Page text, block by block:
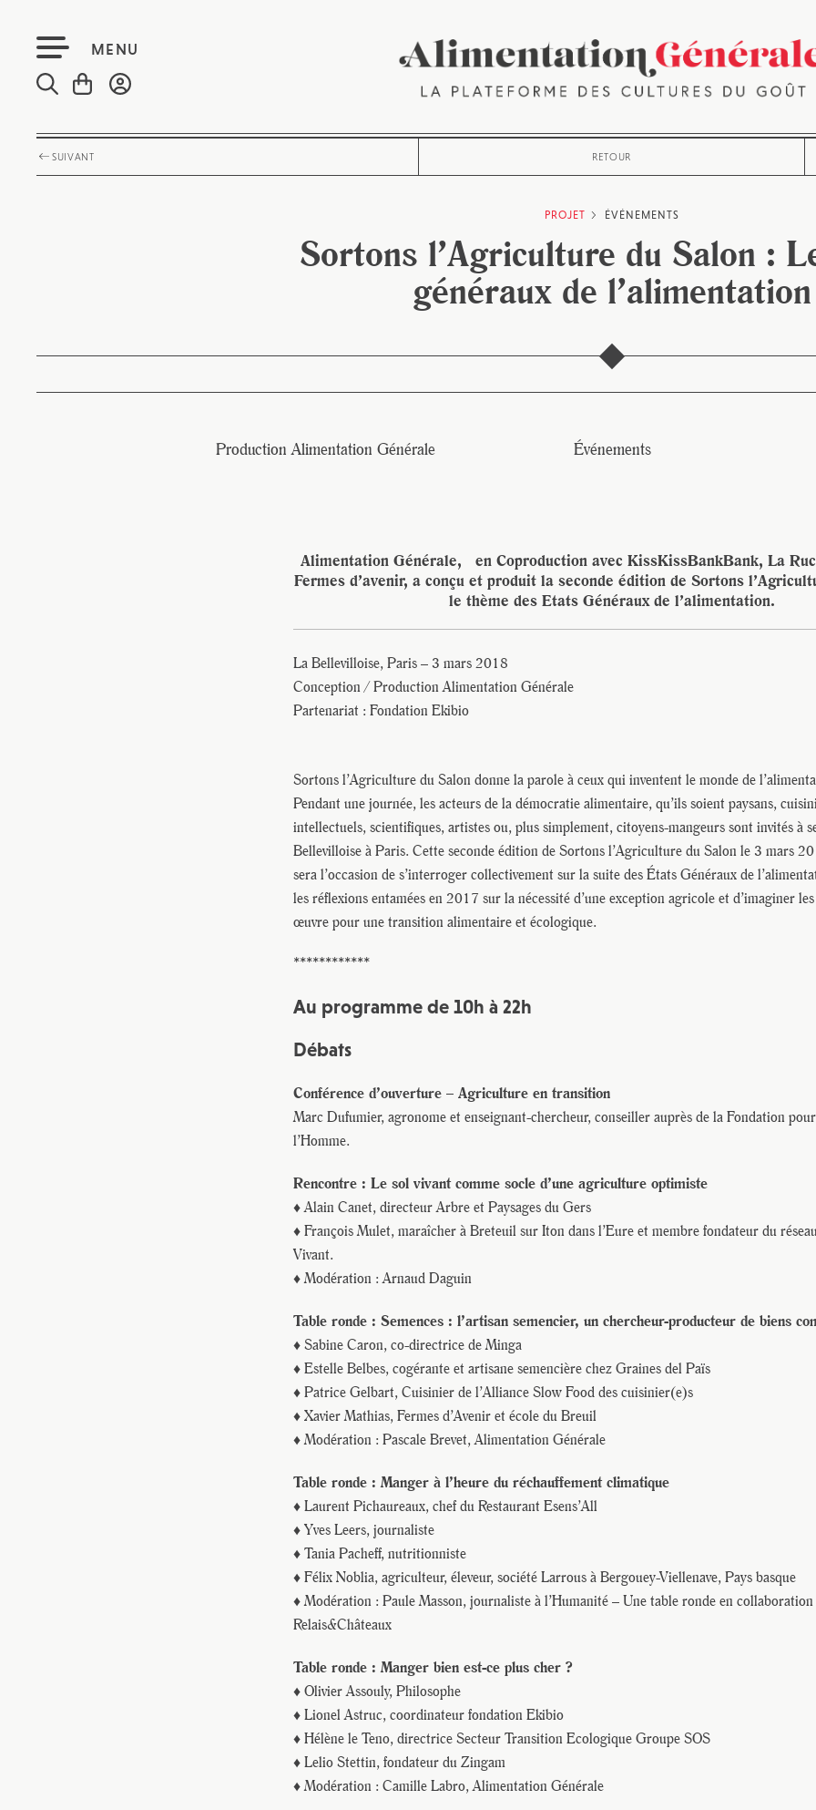
MENU
SUIVANT RETOUR
PROJET ÉVÉNEMENTS
Sortons l’Agriculture du Salon :
généraux de l’alimentation
Production Alimentation Générale Événements
Alimentation Générale, en Coproduction avec KissKissBankBank, La
Fermes d’avenir, a conçu et produit la seconde édition de Sortons
le thème des Etats Généraux de l’alimentation.
La Bellevilloise, Paris – 3 mars 2018
Conception / Production Alimentation Générale
Partenariat : Fondation Ekibio
Sortons l’Agriculture du Salon donne la parole à ceux qui inventent le monde de
Pendant une journée, les acteurs de la démocratie alimentaire, qu’ils soient paysans,
intellectuels, scientifiques, artistes ou, plus simplement, citoyens-mangeurs sont invités à
Bellevilloise à Paris. Cette seconde édition de Sortons l’Agriculture du Salon le 3 mars
sera l’occasion de s’interroger collectivement sur la suite des États Généraux de
les réflexions entamées en 2017 sur la nécessité d’une exception agricole et d’imaginer
œuvre pour une transition alimentaire et écologique.
************
Au programme de 10h à 22h
Débats
Conférence d’ouverture – Agriculture en transition
Marc Dufumier, agronome et enseignant-chercheur, conseiller auprès de la Fondation
l’Homme.
Rencontre : Le sol vivant comme socle d’une agriculture optimiste
♦ Alain Canet, directeur Arbre et Paysages du Gers
♦ François Mulet, maraîcher à Breteuil sur Iton dans l’Eure et membre fondateur du
Vivant.
♦ Modération : Arnaud Daguin
Table ronde : Semences : l’artisan semencier, un chercheur-producteur de biens
♦ Sabine Caron, co-directrice de Minga
♦ Estelle Belbes, cogérante et artisane semencière chez Graines del Païs
♦ Patrice Gelbart, Cuisinier de l’Alliance Slow Food des cuisinier(e)s
♦ Xavier Mathias, Fermes d’Avenir et école du Breuil
♦ Modération : Pascale Brevet, Alimentation Générale
Table ronde : Manger à l’heure du réchauffement climatique
♦ Laurent Pichaureaux, chef du Restaurant Esens’All
♦ Yves Leers, journaliste
♦ Tania Pacheff, nutritionniste
♦ Félix Noblia, agriculteur, éleveur, société Larrous à Bergouey-Viellenave, Pays basque
♦ Modération : Paule Masson, journaliste à l’Humanité – Une table ronde en collaboration
Relais&Châteaux
Table ronde : Manger bien est-ce plus cher ?
♦ Olivier Assouly, Philosophe
♦ Lionel Astruc, coordinateur fondation Ekibio
♦ Hélène le Teno, directrice Secteur Transition Ecologique Groupe SOS
♦ Lelio Stettin, fondateur du Zingam
♦ Modération : Camille Labro, Alimentation Générale
Pour recevoir toutes les deux semaines notre lettre d’info